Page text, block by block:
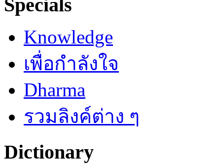
Specials
Knowledge
เพื่อกำลังใจ
Dharma
รวมลิงค์ต่าง ๆ
Dictionary